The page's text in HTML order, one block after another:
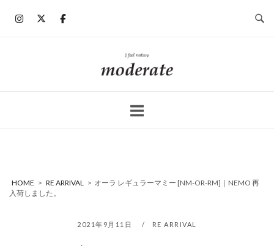
ホ
ー
HOME > RE ARRIVAL > オーラ レギュラーマミー [NM-OR-RM]｜NEMO 再
入荷しました。
2021年9月11日 RE ARRIVAL